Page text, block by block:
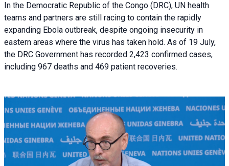
In the Democratic Republic of the Congo (DRC), UN health
teams and partners are still racing to contain the rapidly
expanding Ebola outbreak, despite ongoing insecurity in
eastern areas where the virus has taken hold. As of 19 July,
the DRC Government has recorded 2,423 confirmed cases,
including 967 deaths and 469 patient recoveries.